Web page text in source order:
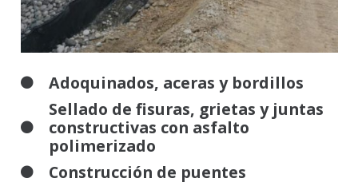
Adoquinados, aceras y bordillos
Sellado de fisuras, grietas y juntas
constructivas con asfalto
polimerizado
Construcción de puentes